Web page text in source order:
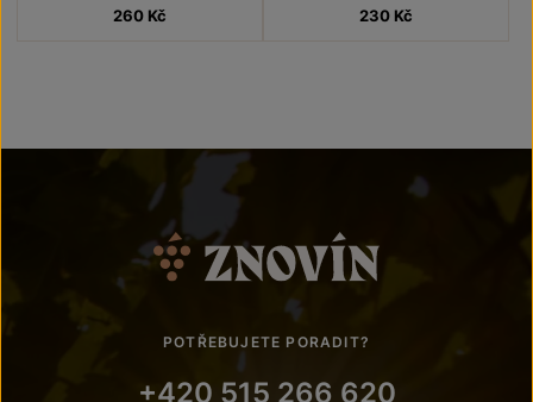
260 Kč 230 Kč
POTŘEBUJETE PORADIT?
+420 515 266 620